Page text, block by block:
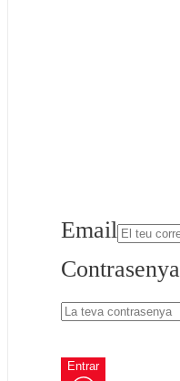
Email
Contrasenya
Entrar